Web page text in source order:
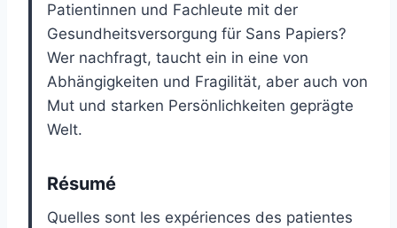
Patientinnen und Fachleute mit der
Gesundheitsversorgung für Sans Papiers?
Wer nachfragt, taucht ein in eine von
Abhängigkeiten und Fragilität, aber auch von
Mut und starken Persönlichkeiten geprägte
Welt.
Résumé
Quelles sont les expériences des patientes